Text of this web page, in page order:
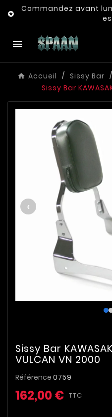

Commandez avant

Accueil Sissy Bar
Sissy Bar
‹
Sissy Bar
VULCAN VN 2000
Référence 0759
162,00 € TTC